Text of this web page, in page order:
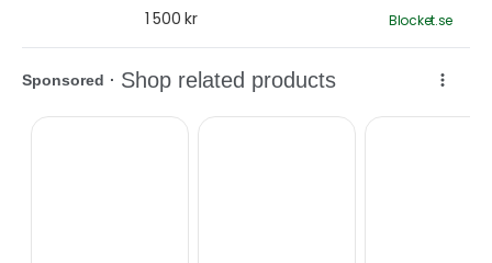
1 500 kr
Blocket.se